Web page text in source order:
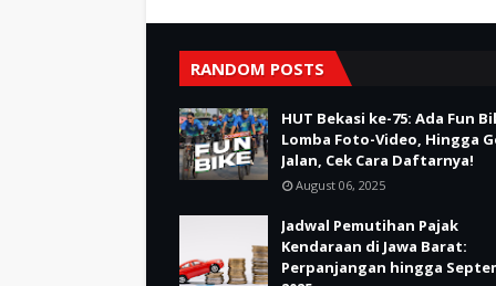
RANDOM POSTS
HUT Bekasi ke-75: Ada Fun
Lomba Foto-Video, Hingga
Jalan, Cek Cara Daftarnya!
August 06, 2025
Jadwal Pemutihan Pajak
Kendaraan di Jawa Barat:
Perpanjangan hingga